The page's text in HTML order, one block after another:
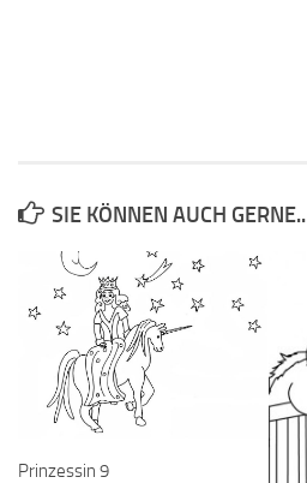
SIE KÖNNEN AUCH GERNE..
Prinzessin 9